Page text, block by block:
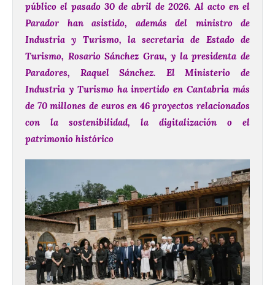
público el pasado 30 de abril de 2026.Al acto en el
Parador han asistido, además del ministro de
Industria y Turismo, la secretaria de Estado de
Turismo, Rosario Sánchez Grau, y la presidenta de
Paradores, Raquel Sánchez. El Ministerio de
Industria y Turismo ha invertido en Cantabria más
de 70 millones de euros en 46 proyectos relacionados
con la sostenibilidad, la digitalización o el
patrimonio histórico